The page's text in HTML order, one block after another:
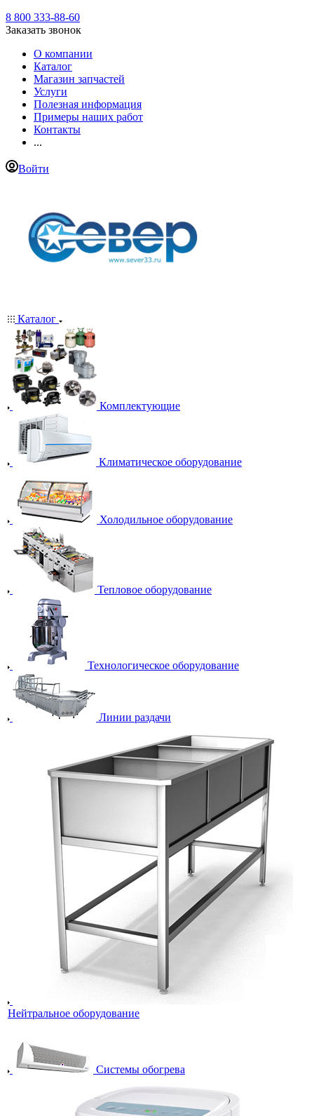
8 800 333-88-60
Заказать звонок
О компании
Каталог
Магазин запчастей
Услуги
Полезная информация
Примеры наших работ
Контакты
...
Войти
Каталог
Комплектующие
Климатическое оборудование
Холодильное оборудование
Тепловое оборудование
Технологическое оборудование
Линии раздачи
Нейтральное оборудование
Системы обогрева